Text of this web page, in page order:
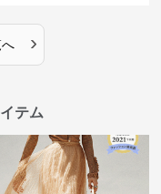
›
テム